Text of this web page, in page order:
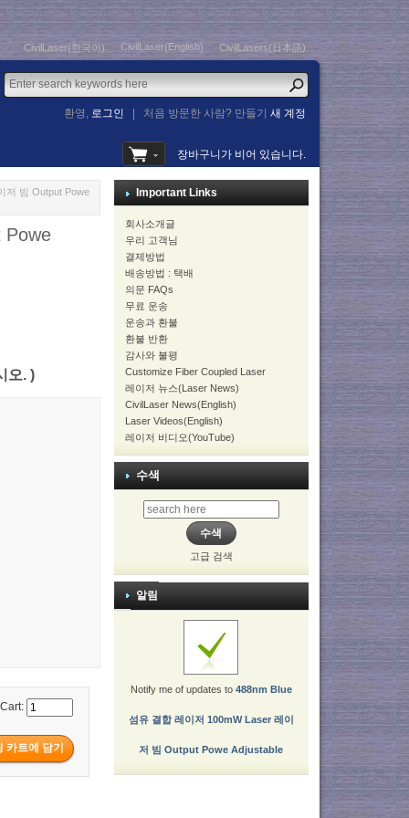
CivilLaser(한국어) CivilLaser(English) CivilLasers(日本語)
환영, 로그인 처음 방문한 사람? 만들기새 계정
장바구니가 비어 있습니다.
저 빔 Output Powe
Powe
오. )
Important Links
회사소개글
우리 고객님
결제방법
배송방법 : 택배
의문 FAQs
무료 운송
운송과 환불
환불 반환
감사와 불평
Customize Fiber Coupled Laser
레이저 뉴스(Laser News)
CivilLaser News(English)
Laser Videos(English)
레이저 비디오(YouTube)
수색
고급 검색
알림
Notify me of updates to 488nm Blue
섬유 결합 레이저 100mW Laser 레이
저 빔 Output Powe Adjustable